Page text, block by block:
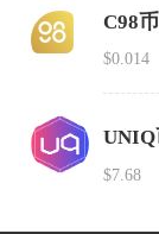
C98币
$0.014
UNIQ
$7.68